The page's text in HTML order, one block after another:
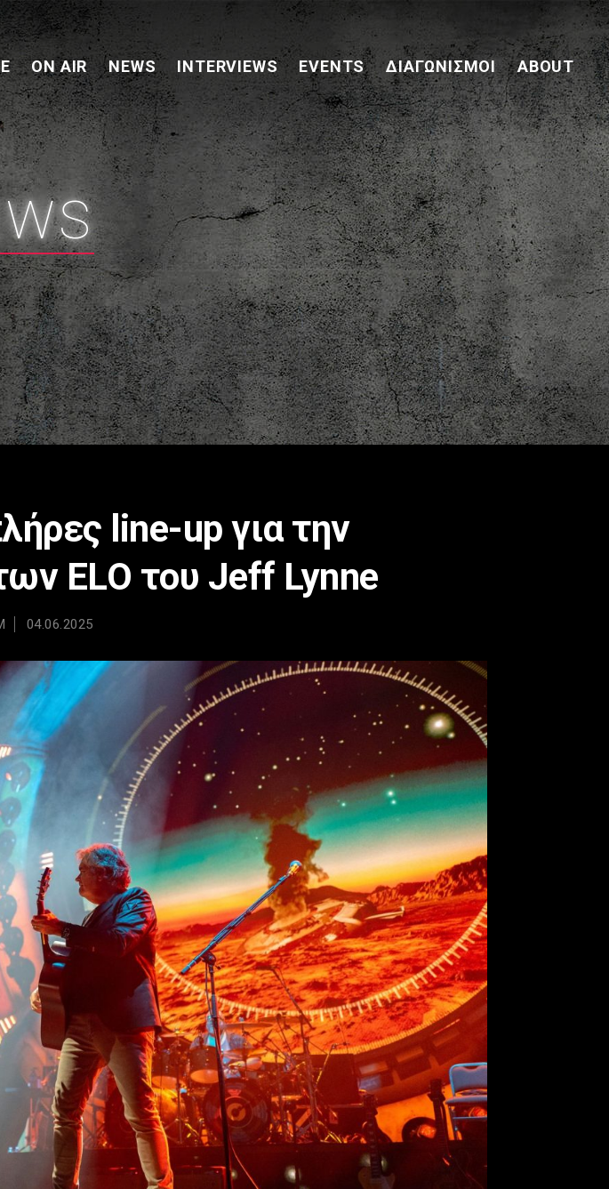
ON AIR NEWS INTERVIEWS EVENTS ΔΙΑΓΩΝΙΣΜΟΊ ABOUT
line-up για την
ELO του Jeff Lynne
04.06.2025